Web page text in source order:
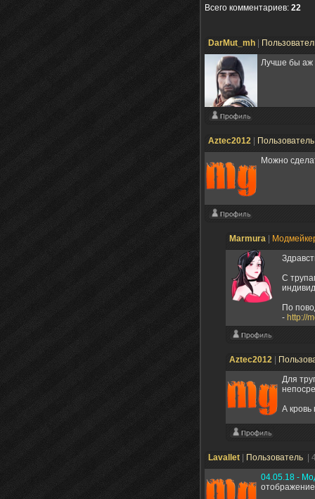
Всего комментариев: 22
DarMut_mh
Лучше бы аж
Aztec2012
Можно
Marmura
С
По
- http://
Aztec2012
Для
А кровь
Lavallet Пользователь
|
04.05.18 -